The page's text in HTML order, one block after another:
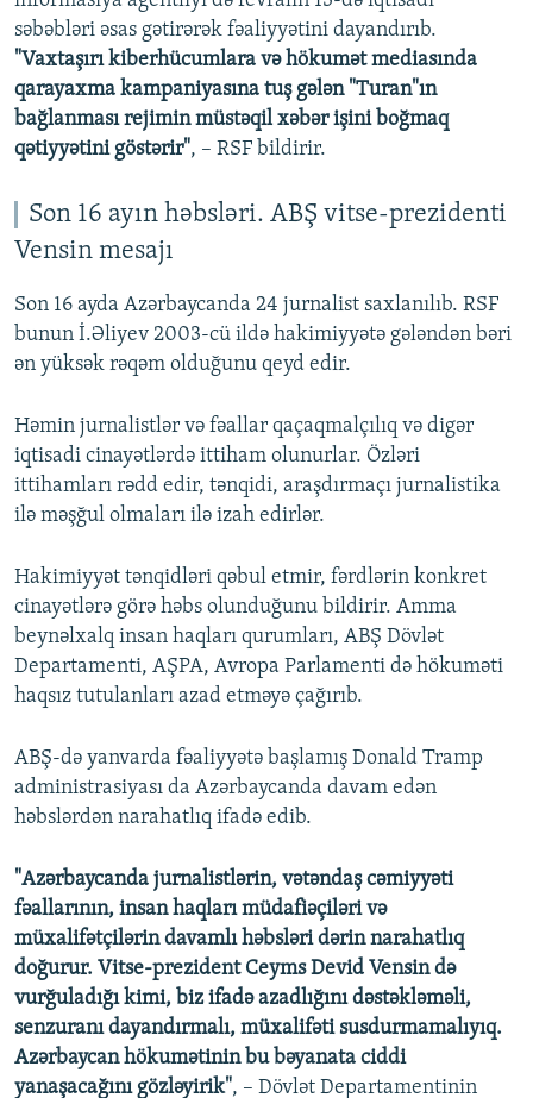
1080p
səbəbləri əsas gətirərək fəaliyyətini dayandırıb.
"Vaxtaşırı kiberhücumlara və hökumət mediasında
qarayaxma kampaniyasına tuş gələn "Turan"ın
bağlanması rejimin müstəqil xəbər işini boğmaq
qətiyyətini göstərir", – RSF bildirir.
Son 16 ayın həbsləri. ABŞ vitse-prezidenti
Vensin mesajı
Son 16 ayda Azərbaycanda 24 jurnalist saxlanılıb. RSF
bunun İ.Əliyev 2003-cü ildə hakimiyyətə gələndən bəri
ən yüksək rəqəm olduğunu qeyd edir.
Həmin jurnalistlər və fəallar qaçaqmalçılıq və digər
iqtisadi cinayətlərdə ittiham olunurlar. Özləri
ittihamları rədd edir, tənqidi, araşdırmaçı jurnalistika
ilə məşğul olmaları ilə izah edirlər.
Hakimiyyət tənqidləri qəbul etmir, fərdlərin konkret
cinayətlərə görə həbs olunduğunu bildirir. Amma
beynəlxalq insan haqları qurumları, ABŞ Dövlət
Departamenti, AŞPA, Avropa Parlamenti də hökuməti
haqsız tutulanları azad etməyə çağırıb.
ABŞ-də yanvarda fəaliyyətə başlamış Donald Tramp
administrasiyası da Azərbaycanda davam edən
həbslərdən narahatlıq ifadə edib.
"Azərbaycanda jurnalistlərin, vətəndaş cəmiyyəti
fəallarının, insan haqları müdafiəçiləri və
müxalifətçilərin davamlı həbsləri dərin narahatlıq
doğurur. Vitse-prezident Ceyms Devid Vensin də
vurğuladığı kimi, biz ifadə azadlığını dəstəkləməli,
senzuranı dayandırmalı, müxalifəti susdurmamalıyıq.
Azərbaycan hökumətinin bu bəyanata ciddi
yanaşacağını gözləyirik", – Dövlət Departamentinin